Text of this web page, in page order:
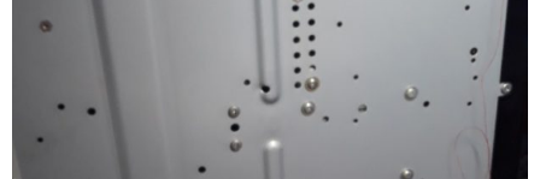
Наши работы